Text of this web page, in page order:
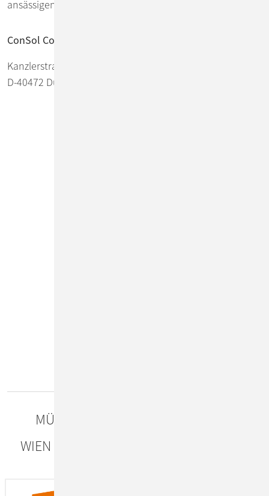
ansässigen ConSol CM-Kunden.
ConSol Consulting & Solutions Software GmbH
Kanzlerstraße 8
D-40472 Düsseldorf
MÜNCHEN
WIEN ÖSTERREICH
Impressum
Datenschutz